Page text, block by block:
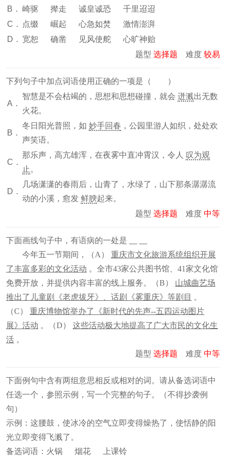
B． 崎驱 撵走 诚皇诚恐 千里迢迢
C．
点缀 崛起 心急如焚 激情澎湃
D． 宽恕 确凿 见风使舵 心旷神贻
题型 选择题 难度 较易
下列句子中加点词语使用正确的一项是（ ）
A．
智慧是不会枯竭的，思想和思想碰撞，就会 迸溅出无数
火花。
B．
冬日阳光普照，如 妙手回春 ，公园里游人如织，处处欢
声笑语。
C．
那乐声，高亢雄浑，在夜雾中直冲霄汉，令人 叹为观
止 。
D．
几场潇潇的春雨后，山青了，水绿了，山下那条潺潺流
动的小溪，愈发 鲜腴起来。
题型 选择题 难度 中等
下面画线句子中，有语病的一处是
今年五一节期间，（A）
重庆市文化旅游系统组织开展
了丰富多彩的文化活动 。全市43家公共图书馆、41家文化馆
免费开放，并提供内容丰富的线上服务。（B）
山城曲艺场
推出了儿童剧《老虎拔牙》、话剧《雾重庆》等剧目 。
（C）
重庆博物馆举办了《新时代的先声--五四运动图片
展》活动 。（D）
这些活动极大地提高了广大市民的文化生
活 。
题型 选择题 难度 中等
下面例句中含有两组意思相反或相对的词。请从备选词语中
任选一个，参照示例，写一个完整的句子。（不得抄袭例
句）
示例：这腰鼓，使冰冷的空气立即变得燥热了，使恬静的阳
光立即变得飞溅了。
备选词语：火锅
烟花
上课铃